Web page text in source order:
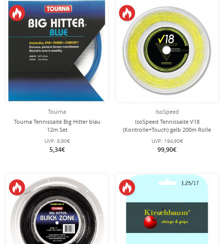
Tourna
Tourna Tennissaite Big Hitter blau
12m Set
UVP: 8,90€
5,34€
IsoSpeed
IsoSpeed Tennissaite V18
(Kontrolle+Touch) gelb 200m Rolle
UVP: 194,90€
99,90€